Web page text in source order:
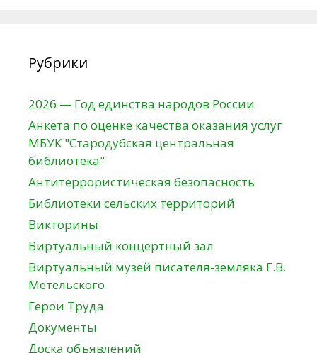
Рубрики
2026 — Год единства народов России
Анкета по оценке качества оказания услуг
МБУК "Стародубская центральная
библиотека"
Антитеррористическая безопасность
Библиотеки сельских территорий
Викторины
Виртуальный концертный зал
Виртуальный музей писателя-земляка Г.В.
Метельского
Герои Труда
Документы
Доска объявлений